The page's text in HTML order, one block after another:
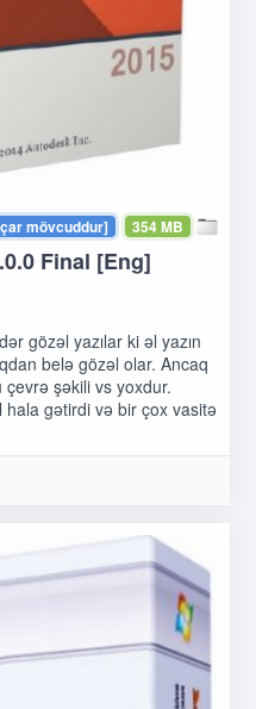
354 MB
mövcuddur]
Final [Eng]
gözəl yazılar ki əl yazın
belə gözəl olar. Ancaq
şəkili vs yoxdur.
hala gətirdi və bir çox vasitə